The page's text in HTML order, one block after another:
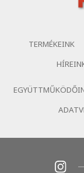
TERMÉKEINK